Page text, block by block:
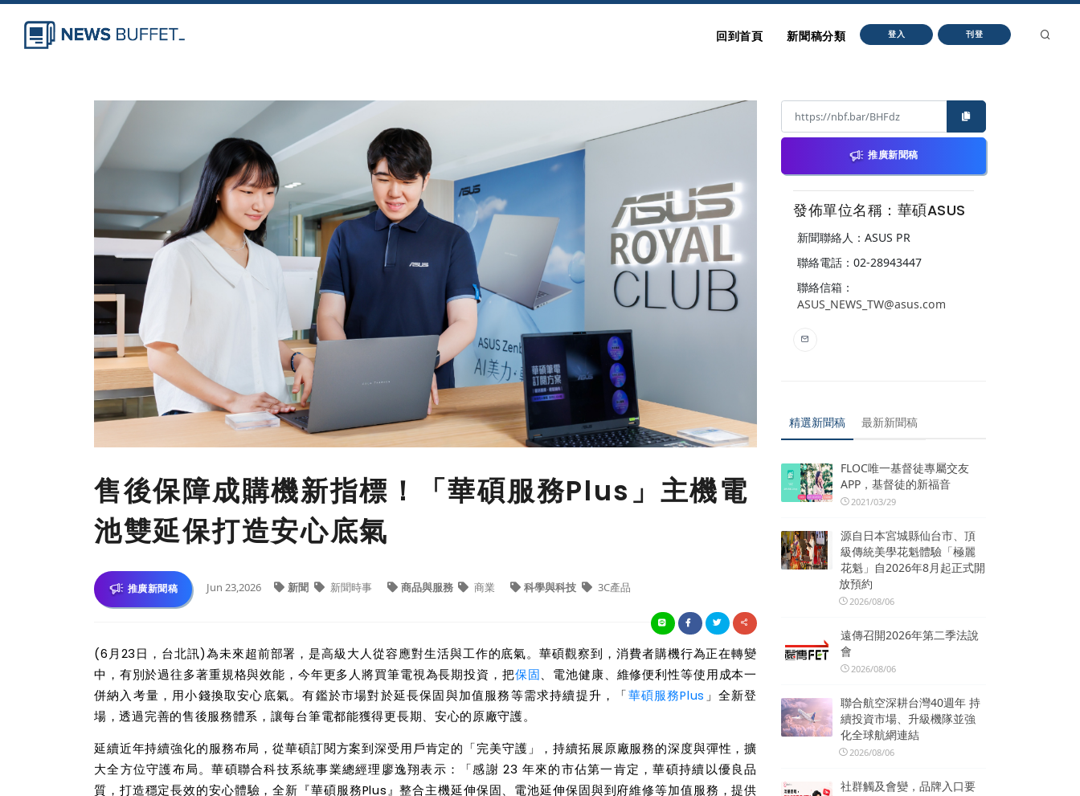
回到首頁 新聞稿分類 登入 刊登
售後保障成購機新指標！「華碩服務Plus」主機電
池雙延保打造安心底氣
推廣新聞稿 Jun 23,2026 新聞 新聞時事 商品與服務 商業 科學與科技 3C產品
(6月23日，台北訊)為未來超前部署，是高級大人從容應對生活與工作的底氣。華碩觀察到，消費者購機行為正在轉變
中，有別於過往多著重規格與效能，今年更多人將買筆電視為長期投資，把保固、電池健康、維修便利性等使用成本一
併納入考量，用小錢換取安心底氣。有鑑於市場對於延長保固與加值服務等需求持續提升，「華碩服務Plus 」全新登
場，透過完善的售後服務體系，讓每台筆電都能獲得更長期、安心的原廠守護。
延續近年持續強化的服務布局，從華碩訂閱方案到深受用戶肯定的「完美守護」，持續拓展原廠服務的深度與彈性，擴
大全方位守護布局。華碩聯合科技系統事業總經理廖逸翔表示：「感謝 23 年來的市佔第一肯定，華碩持續以優良品
質，打造穩定長效的安心體驗，全新『華碩服務Plus』整合主機延伸保固、電池延伸保固與到府維修等加值服務，提供
推廣新聞稿
發佈單位名稱：華碩ASUS
新聞聯絡人：ASUS PR
聯絡電話：02-28943447
聯絡信箱：
ASUS_NEWS_TW@asus.com
精選新聞稿 最新新聞稿
FLOC唯一基督徒專屬交友
APP，基督徒的新福音
2021/03/29
源自日本宮城縣仙台市、頂
級傳統美學花魁體驗「極麗
花魁」自2026年8月起正式開
放預約
2026/08/06
遠傳召開2026年第二季法說
會
2026/08/06
聯合航空深耕台灣40週年 持
續投資市場、升級機隊並強
化全球航網連結
2026/08/06
社群觸及會變，品牌入口要